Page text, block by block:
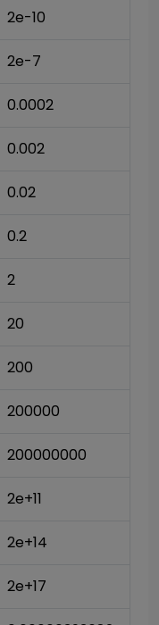
2e-10
2e-7
0.0002
0.002
0.02
0.2
2
20
200
200000
200000000
2e+11
2e+14
2e+17